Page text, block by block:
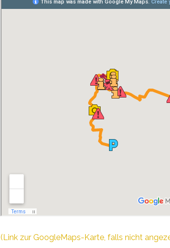
(Link zur GoogleMaps-Karte, falls nicht